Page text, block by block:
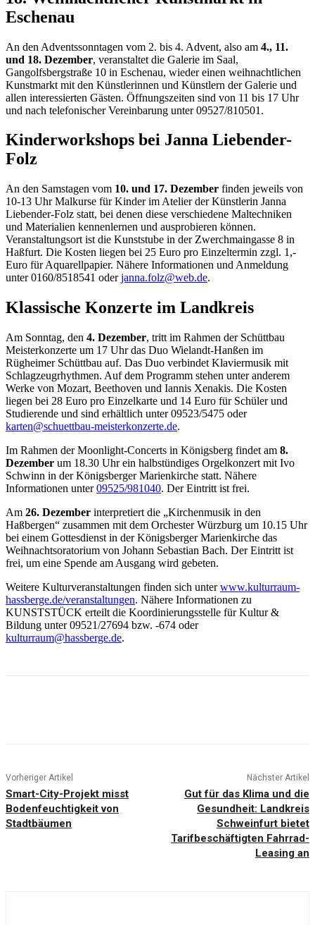
Eschenau
An den Adventssonntagen vom 2. bis 4. Advent, also am 4., 11.
und 18. Dezember, veranstaltet die Galerie im Saal,
Gangolfsbergstraße 10 in Eschenau, wieder einen weihnachtlichen
Kunstmarkt mit den Künstlerinnen und Künstlern der Galerie und
allen interessierten Gästen. Öffnungszeiten sind von 11 bis 17 Uhr
und nach telefonischer Vereinbarung unter 09527/810501.
Kinderworkshops bei Janna Liebender-
Folz
An den Samstagen vom 10. und 17. Dezember finden jeweils von
10-13 Uhr Malkurse für Kinder im Atelier der Künstlerin Janna
Liebender-Folz statt, bei denen diese verschiedene Maltechniken
und Materialien kennenlernen und ausprobieren können.
Veranstaltungsort ist die Kunststube in der Zwerchmaingasse 8 in
Haßfurt. Die Kosten liegen bei 25 Euro pro Einzeltermin zzgl. 1,-
Euro für Aquarellpapier. Nähere Informationen und Anmeldung
unter 0160/8518541 oderjanna.folz@web.de.
Klassische Konzerte im Landkreis
Am Sonntag, den 4. Dezember, tritt im Rahmen der Schüttbau
Meisterkonzerte um 17 Uhr das Duo Wielandt-Hanßen im
Rügheimer Schüttbau auf. Das Duo verbindet Klaviermusik mit
Schlagzeugrhythmen. Auf dem Programm stehen unter anderem
Werke von Mozart, Beethoven und Iannis Xenakis. Die Kosten
liegen bei 28 Euro pro Einzelkarte und 14 Euro für Schüler und
Studierende und sind erhältlich unter 09523/5475 oder
karten@schuettbau-meisterkonzerte.de.
Im Rahmen der Moonlight-Concerts in Königsberg findet am 8.
Dezember um 18.30 Uhr ein halbstündiges Orgelkonzert mit Ivo
Schwinn in der Königsberger Marienkirche statt. Nähere
Informationen unter09525/981040. Der Eintritt ist frei.
Am 26. Dezember interpretiert die „Kirchenmusik in den
Haßbergen“ zusammen mit dem Orchester Würzburg um 10.15 Uhr
bei einem Gottesdienst in der Königsberger Marienkirche das
Weihnachtsoratorium von Johann Sebastian Bach. Der Eintritt ist
frei, um eine Spende am Ausgang wird gebeten.
Weitere Kulturveranstaltungen finden sich unterwww.kulturraum-
hassberge.de/veranstaltungen. Nähere Informationen zu
KUNSTSTÜCK erteilt die Koordinierungsstelle für Kultur &
Bildung unter 09521/27694 bzw. -674 oder
kulturraum@hassberge.de.
Vorheriger Artikel
Smart-City-Projekt misst
Bodenfeuchtigkeit von
Stadtbäumen
Nächster Artikel
Gut für das Klima und die
Gesundheit: Landkreis
Schweinfurt bietet
Tarifbeschäftigten Fahrrad-
Leasing an